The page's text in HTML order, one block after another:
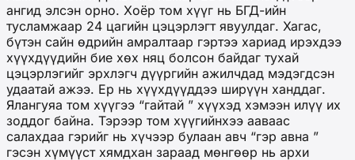
ангид элсэн орно. Хоёр том хүүг нь БГД-ийн
тусламжаар 24 цагийн цэцэрлэгт явуулдаг. Хагас,
бүтэн сайн өдрийн амралтаар гэртээ хариад ирэхдээ
хүүхдүүдийн бие хөх няц болсон байдаг тухай
цэцэрлэгийг эрхлэгч дүүргийн ажилчдад мэдэгдсэн
удаатай ажээ. Ер нь хүүхдүүддээ ширүүн ханддаг.
Ялангуяа том хүүгээ “гайтай ” хүүхэд хэмээн илүү их
зоддог байна. Тэрээр том хүүгийнхээ ааваас
салахдаа гэрийг нь хүчээр булаан авч “гэр авна ”
гэсэн хүмүүст хямдхан зараад мөнгөөр нь архи